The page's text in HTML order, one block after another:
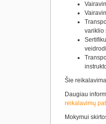
variklio
Šie
Daugiau
reikalavimų
Mokymui